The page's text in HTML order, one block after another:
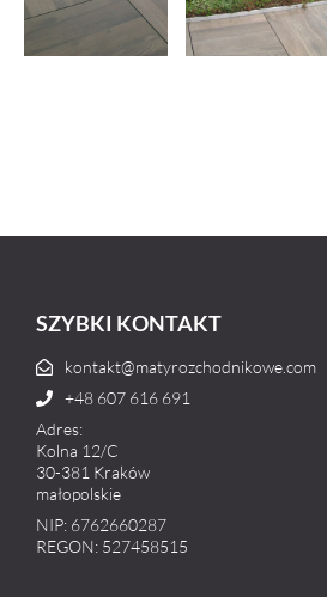
SZYBKI KONTAKT
kontakt@matyrozchodnikowe.com
+48 607 616 691
Adres:
Kolna 12/C
30-381 Kraków
małopolskie
NIP: 6762660287
REGON: 527458515